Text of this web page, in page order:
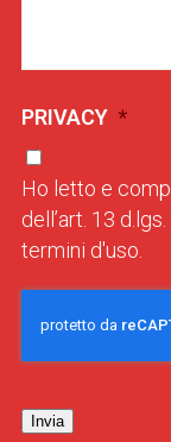
PRIVACY *
Ho letto e
dell’art. 13
termini d'uso.
Invia